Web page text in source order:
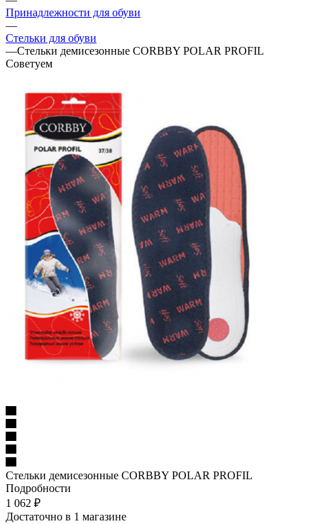
Принадлежности для обуви
—
Стельки для обуви
—Стельки демисезонные CORBBY POLAR PROFIL
Советуем
Стельки демисезонные CORBBY POLAR PROFIL
Подробности
1 062 ₽
Достаточно в 1 магазине